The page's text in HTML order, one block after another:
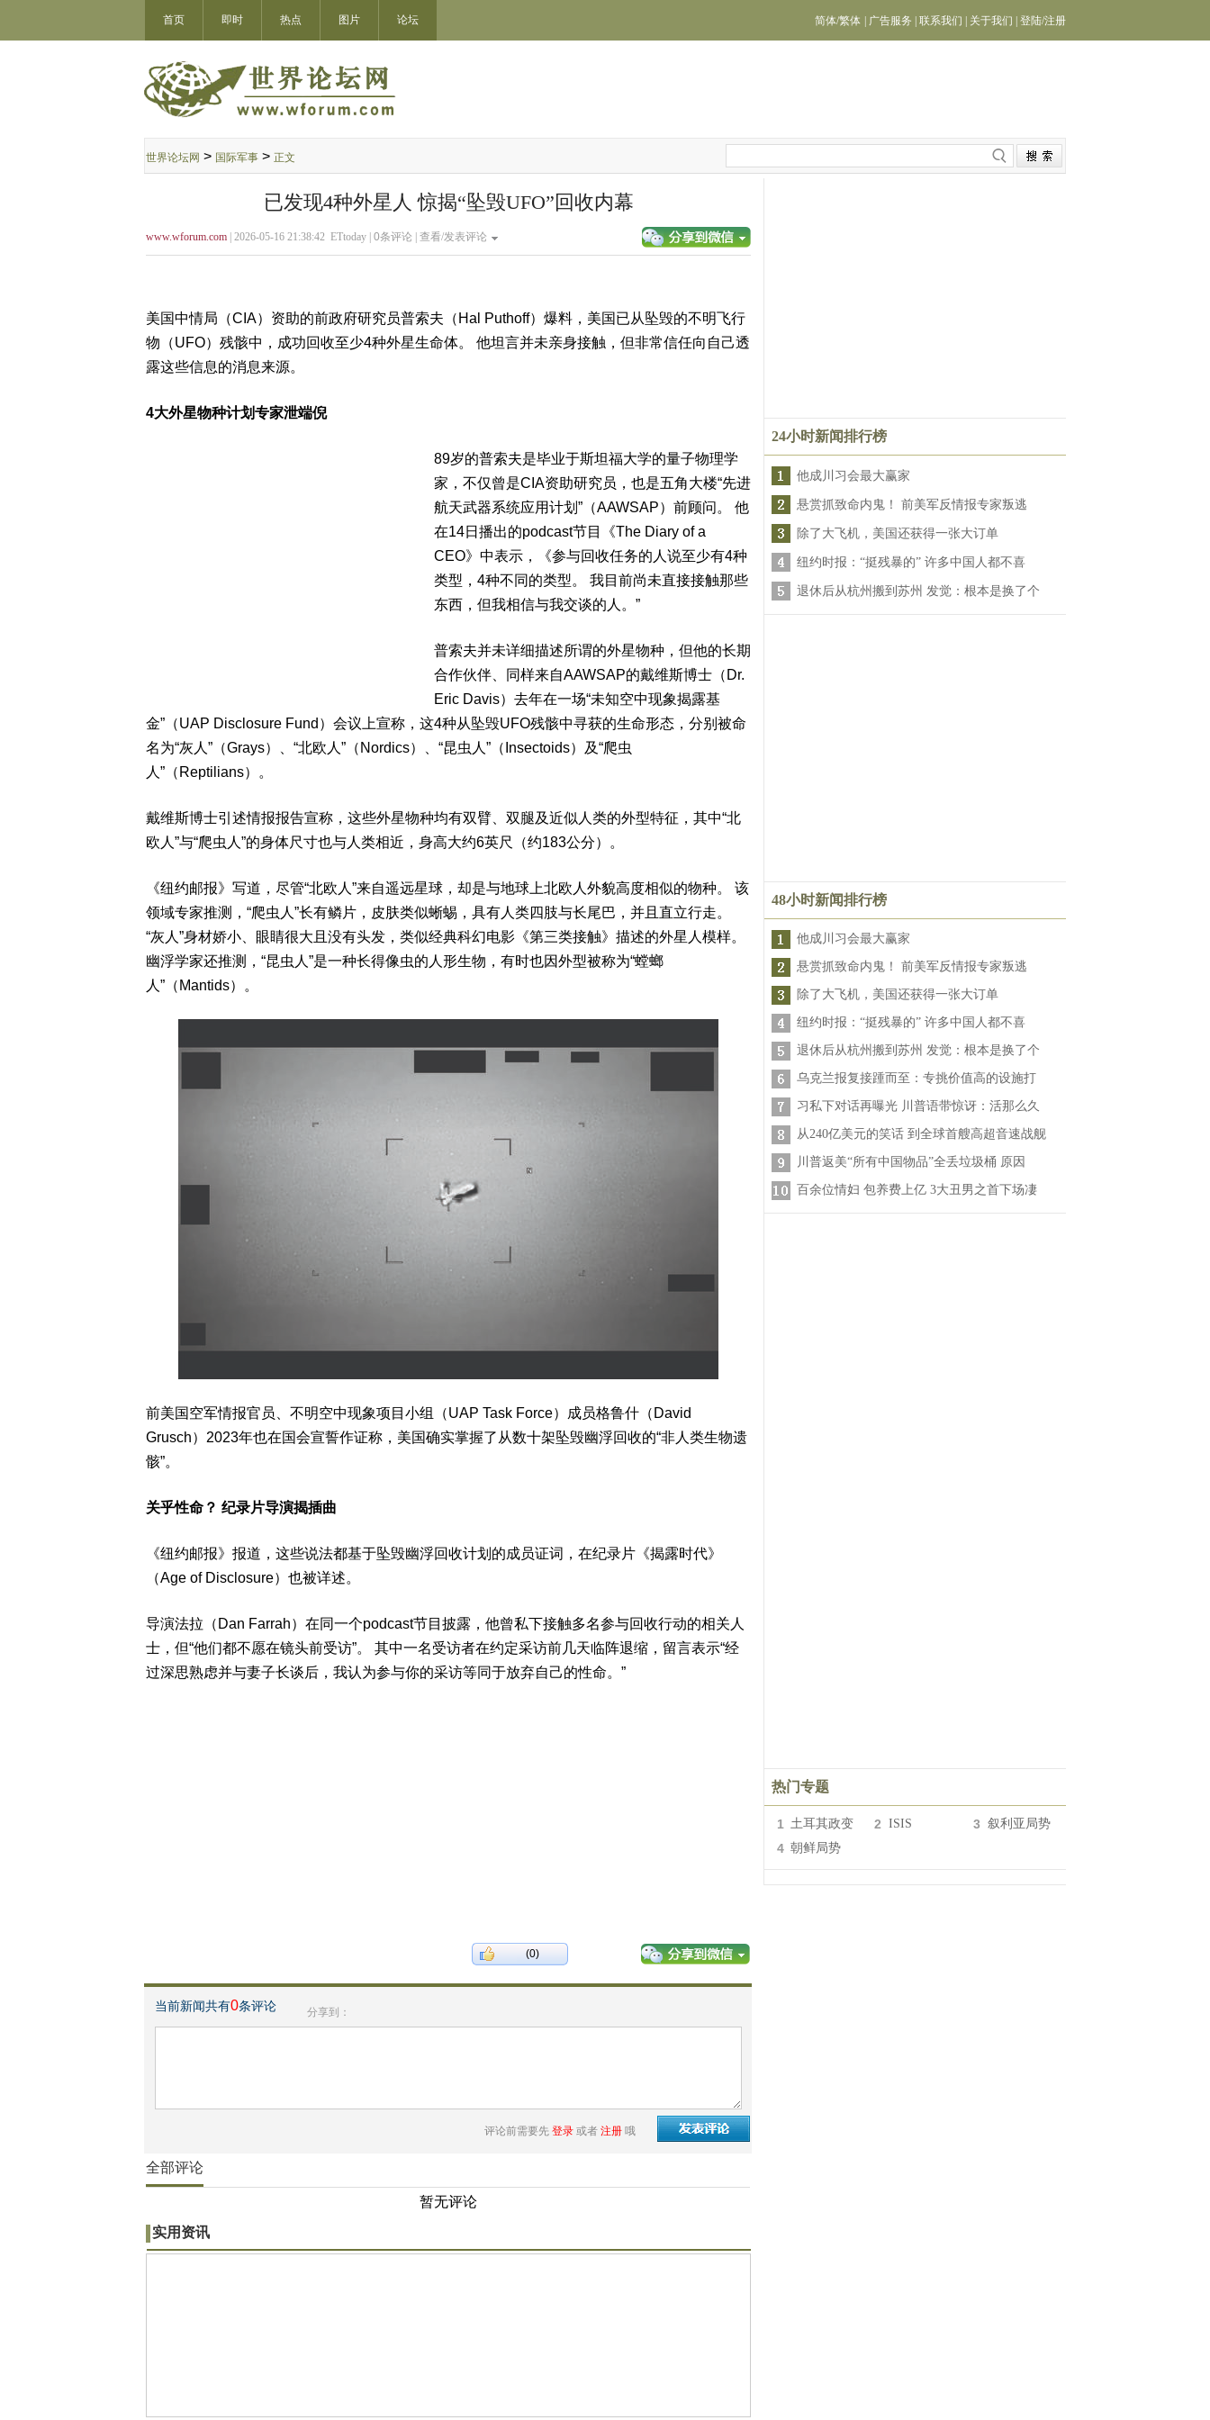
首页 即时 热点 图片 论坛 简体/繁体 广告服务 联系我们 关于我们 登陆/注册
世界论坛网 > 国际军事 > 正文
已发现4种外星人 惊揭“坠毁UFO”回收内幕
www.wforum.com | 2026-05-16 21:38:42 ETtoday | 0条评论 | 查看/发表评论
美国中情局（CIA）资助的前政府研究员普索夫（Hal Puthoff）爆料，美国已从坠毁的不明飞行
物（UFO）残骸中，成功回收至少4种外星生命体。 他坦言并未亲身接触，但非常信任向自己透
露这些信息的消息来源。
4大外星物种计划专家泄端倪
89岁的普索夫是毕业于斯坦福大学的量子物理学
家，不仅曾是CIA资助研究员，也是五角大楼“先进
航天武器系统应用计划”（AAWSAP）前顾问。 他
在14日播出的podcast节目《The Diary of a
CEO》中表示，《参与回收任务的人说至少有4种
类型，4种不同的类型。 我目前尚未直接接触那些
东西，但我相信与我交谈的人。”
普索夫并未详细描述所谓的外星物种，但他的长期
合作伙伴、同样来自AAWSAP的戴维斯博士（Dr.
Eric Davis）去年在一场“未知空中现象揭露基
金”（UAP Disclosure Fund）会议上宣称，这4种从坠毁UFO残骸中寻获的生命形态，分别被命
名为“灰人”（Grays）、“北欧人”（Nordics）、“昆虫人”（Insectoids）及“爬虫
人”（Reptilians）。
戴维斯博士引述情报报告宣称，这些外星物种均有双臂、双腿及近似人类的外型特征，其中“北
欧人”与“爬虫人”的身体尺寸也与人类相近，身高大约6英尺（约183公分）。
《纽约邮报》写道，尽管“北欧人”来自遥远星球，却是与地球上北欧人外貌高度相似的物种。 该
领域专家推测，“爬虫人”长有鳞片，皮肤类似蜥蜴，具有人类四肢与长尾巴，并且直立行走。
“灰人”身材娇小、眼睛很大且没有头发，类似经典科幻电影《第三类接触》描述的外星人模样。
幽浮学家还推测，“昆虫人”是一种长得像虫的人形生物，有时也因外型被称为“螳螂
人”（Mantids）。
前美国空军情报官员、不明空中现象项目小组（UAP Task Force）成员格鲁什（David
Grusch）2023年也在国会宣誓作证称，美国确实掌握了从数十架坠毁幽浮回收的“非人类生物遗
骸”。
关乎性命？ 纪录片导演揭插曲
《纽约邮报》报道，这些说法都基于坠毁幽浮回收计划的成员证词，在纪录片《揭露时代》
（Age of Disclosure）也被详述。
导演法拉（Dan Farrah）在同一个podcast节目披露，他曾私下接触多名参与回收行动的相关人
士，但“他们都不愿在镜头前受访”。 其中一名受访者在约定采访前几天临阵退缩，留言表示“经
过深思熟虑并与妻子长谈后，我认为参与你的采访等同于放弃自己的性命。”
(0)
当前新闻共有0条评论 分享到：
评论前需要先 登录 或者 注册 哦
全部评论
暂无评论
实用资讯
24小时新闻排行榜
他成川习会最大赢家
悬赏抓致命内鬼！ 前美军反情报专家叛逃
除了大飞机，美国还获得一张大订单
纽约时报：“挺残暴的” 许多中国人都不喜
退休后从杭州搬到苏州 发觉：根本是换了个
48小时新闻排行榜
他成川习会最大赢家
悬赏抓致命内鬼！ 前美军反情报专家叛逃
除了大飞机，美国还获得一张大订单
纽约时报：“挺残暴的” 许多中国人都不喜
退休后从杭州搬到苏州 发觉：根本是换了个
乌克兰报复接踵而至：专挑价值高的设施打
习私下对话再曝光 川普语带惊讶：活那么久
从240亿美元的笑话 到全球首艘高超音速战舰
川普返美“所有中国物品”全丢垃圾桶 原因
百余位情妇 包养费上亿 3大丑男之首下场凄
热门专题
1 土耳其政变 2 ISIS 3 叙利亚局势
4 朝鲜局势